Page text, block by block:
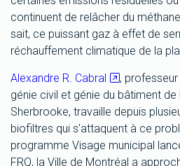
continuent de relâcher du
sait, ce puissant gaz à effet de
réchauffement climatique de la
Alexandre R. Cabral
,
génie civil et génie du bâtiment de
Sherbrooke, travaille depuis
biofiltres qui s’attaquent à ce
programme Visage municipal
FRQ, la Ville de Montréal a